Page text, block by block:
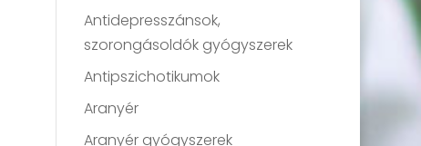
Antidepresszánsok,
szorongásoldók gyógyszerek
Antipszichotikumok
Aranyér
Aranyér gyógyszerek